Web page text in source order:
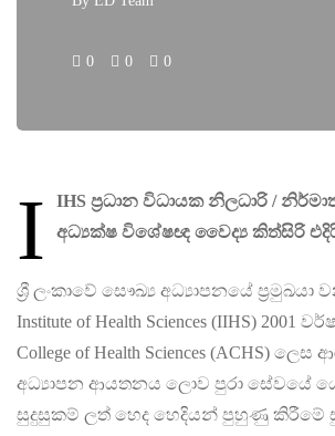
0 0 0
I
IHS ප්‍රධාන විධායක නිලධාරි /
අධ්‍යක්ෂ විශේෂඥ වෛද්‍ය කිත්සිරි
ශ්‍රී ලංකාවේ සෞඛ්‍ය අධ්‍යාපනයේ ප්‍රමුඛයා
Institute of Health Sciences (IIHS) 2001
College of Health Sciences (ACHS)
අධ්‍යාපන ආයතනය ලොව පුරා සේවයේ
සුදුසුකම් ලත් හෙද හෙදියන් පුහුණු කිරීමේ